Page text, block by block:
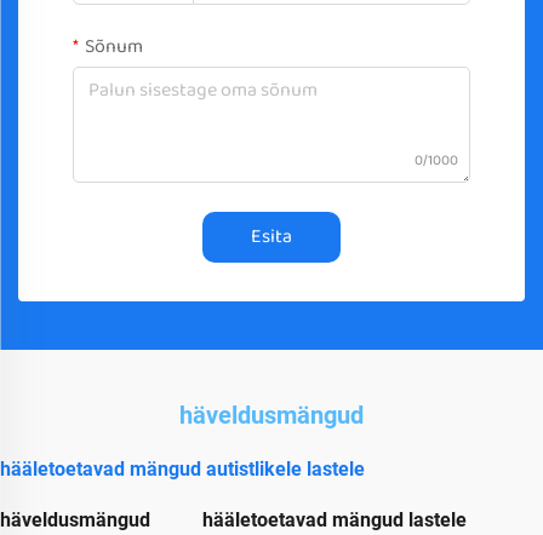
Sõnum
0/1000
Esita
häveldusmängud
hääletoetavad mängud autistlikele lastele
häveldusmängud hääletoetavad mängud lastele